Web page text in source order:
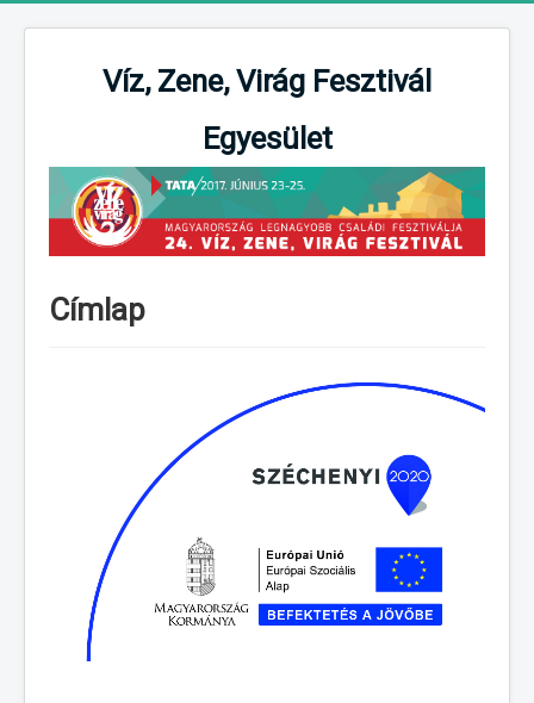
Víz, Zene, Virág Fesztivál
Egyesület
Címlap